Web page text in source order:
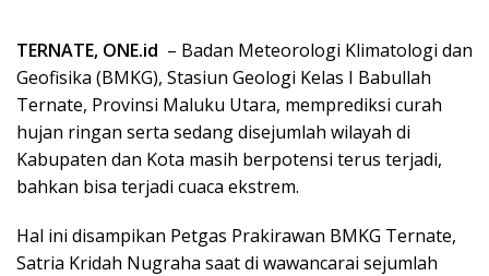
TERNATE, ONE.id – Badan Meteorologi Klimatologi dan
Geofisika (BMKG), Stasiun Geologi Kelas I Babullah
Ternate, Provinsi Maluku Utara, memprediksi curah
hujan ringan serta sedang disejumlah wilayah di
Kabupaten dan Kota masih berpotensi terus terjadi,
bahkan bisa terjadi cuaca ekstrem.
Hal ini disampikan Petgas Prakirawan BMKG Ternate,
Satria Kridah Nugraha saat di wawancarai sejumlah